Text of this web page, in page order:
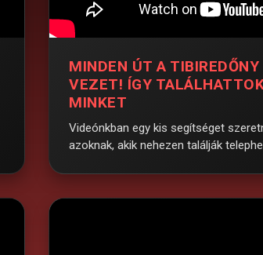
MINDEN ÚT A
VEZET! ÍGY
MINKET
Videónkban egy kis segítséget
azoknak, akik nehezen találják